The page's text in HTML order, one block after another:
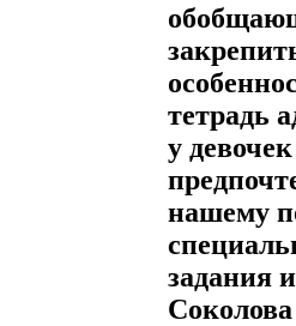
тетрадь
у
нашему
задания